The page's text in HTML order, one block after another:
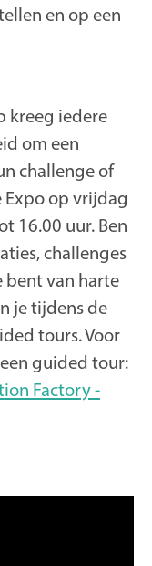
en op een
kreeg iedere
om een
challenge of
Expo op vrijdag
16.00 uur. Ben
challenges
bent van harte
je tijdens de
tours. Voor
guided tour:
Factory -